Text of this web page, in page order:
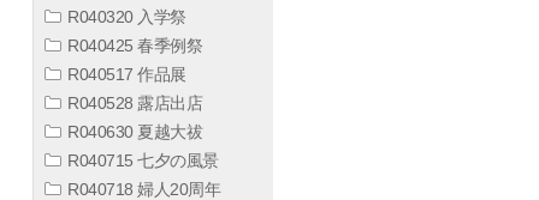
R040320 入学祭
R040425 春季例祭
R040517 作品展
R040528 露店出店
R040630 夏越大祓
R040715 七夕の風景
R040718 婦人20周年